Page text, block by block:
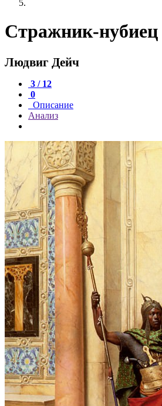
Стражник-нубиец
Людвиг Дейч
3 / 12
0
Описание
Анализ